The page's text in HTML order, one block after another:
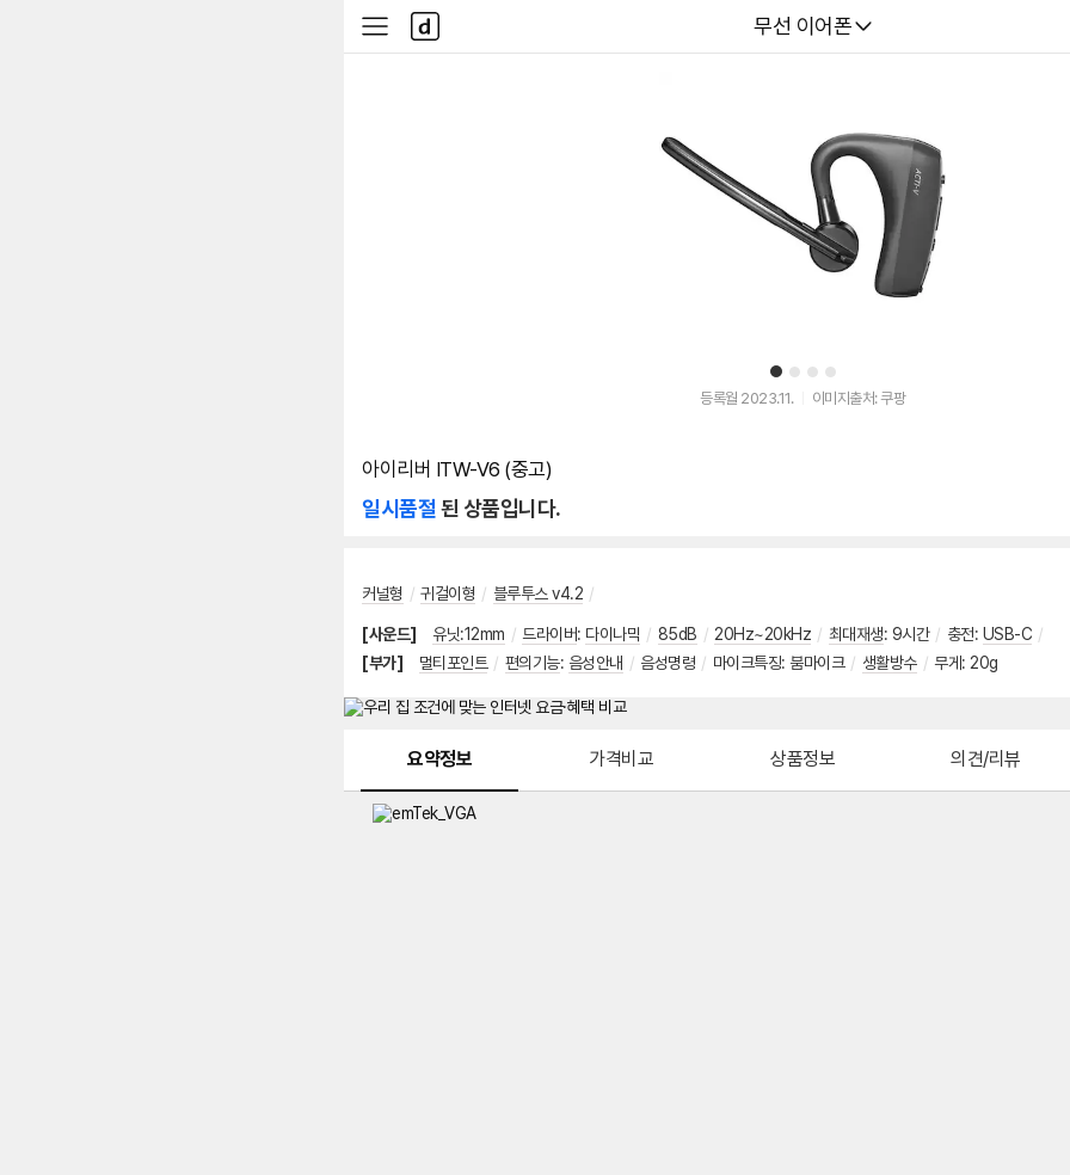
다나와
무선 이어폰
사
이
다
나
와
1 2 3 4
등록월 2023.11. 이미지출처: 쿠팡
아이리버 ITW-V6 (중고)
일시품절 된 상품입니다.
커널형 / 귀걸이형 / 블루투스 v4.2 /
[사운드] 유닛:12mm / 드라이버: 다이나믹 / 85dB / 20Hz~20kHz / 최대재생: 9시간 / 충전: USB-C /
[부가]
멀티포인트 / 편의기능: 음성안내 / 음성명령 / 마이크특징: 붐마이크 / 생활방수 / 무게 : 20g
요약정보 가격비교 상품정보 의견/리뷰